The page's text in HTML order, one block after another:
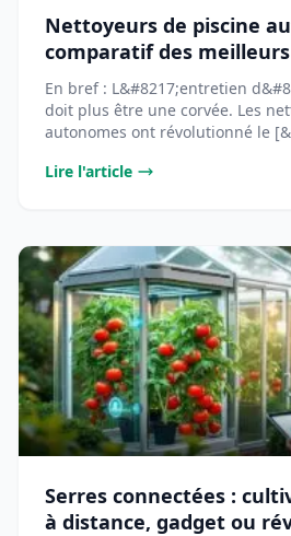
Nettoyeurs de piscine
comparatif des
En bref : L&#8217;entretien
doit plus être une corvée. Les
autonomes ont révolutionné le
Lire l'article
Serres connectées :
à distance, gadget ou